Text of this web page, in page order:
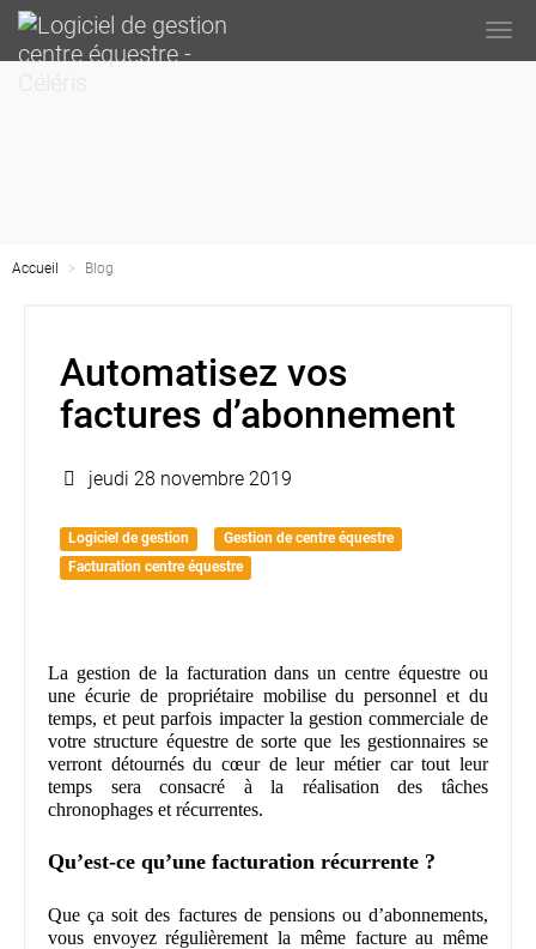
Accueil Blog
Automatisez vos
factures d’abonnement
jeudi 28 novembre 2019
Logiciel de gestion
Gestion de centre équestre
Facturation centre équestre
La gestion de la facturation dans un centre équestre ou
une écurie de propriétaire mobilise du personnel et du
temps, et peut parfois impacter la gestion commerciale de
votre structure équestre de sorte que les gestionnaires se
verront détournés du cœur de leur métier car tout leur
temps sera consacré à la réalisation des tâches
chronophages et récurrentes.
Qu’est-ce qu’une facturation récurrente ?
Que ça soit des factures de pensions ou d’abonnements,
vous envoyez régulièrement la même facture au même